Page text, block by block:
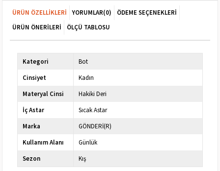
ÜRÜN ÖZELLIKLERI YORUMLAR(0)
ÖDEME SEÇENEKLERI
ÜRÜN ÖNERILERI
ÖLÇÜ TABLOSU
Kategori
Bot
Cinsiyet
Kadın
Materyal Cinsi
Hakiki Deri
İç Astar
Sıcak Astar
Marka
GÖNDERİ(R)
Kullanım Alanı
Günlük
Sezon
Kış